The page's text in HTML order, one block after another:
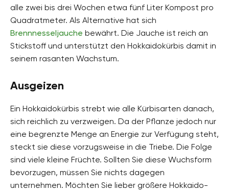
alle zwei bis drei Wochen etwa fünf Liter Kompost pro
Quadratmeter. Als Alternative hat sich
Brennnesseljauche bewährt. Die Jauche ist reich an
Stickstoff und unterstützt den Hokkaidokürbis damit in
seinem rasanten Wachstum.
Ausgeizen
Ein Hokkaidokürbis strebt wie alle Kürbisarten danach,
sich reichlich zu verzweigen. Da der Pflanze jedoch nur
eine begrenzte Menge an Energie zur Verfügung steht,
steckt sie diese vorzugsweise in die Triebe. Die Folge
sind viele kleine Früchte. Sollten Sie diese Wuchsform
bevorzugen, müssen Sie nichts dagegen
unternehmen. Möchten Sie lieber größere Hokkaido-